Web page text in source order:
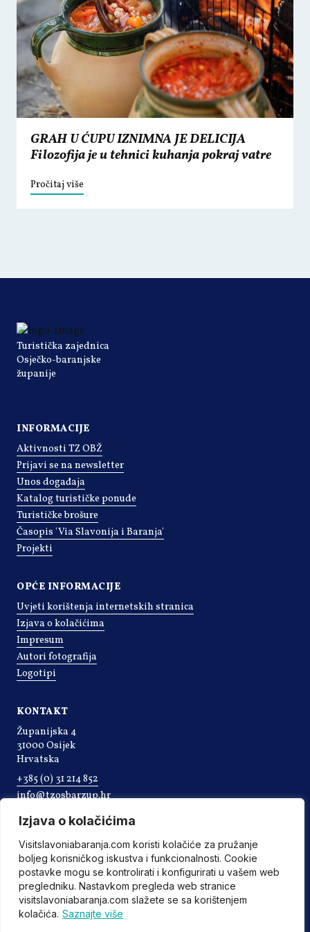
Izjava o kolačićima
Visitslavoniabaranja.com koristi kolačiće za pružanje
boljeg korisničkog iskustva i funkcionalnosti. Cookie
postavke mogu se kontrolirati i konfigurirati u vašem web
pregledniku. Nastavkom pregleda web stranice
visitslavoniabaranja.com slažete se sa korištenjem
kolačića. Saznajte više
GRAH U ĆUPU IZNIMNA JE DELICIJA
Filozofija je u tehnici kuhanja pokraj vatre
Pročitaj više
Turistička zajednica
Osječko-baranjske
županije
INFORMACIJE
Aktivnosti TZ OBŽ
Prijavi se na newsletter
Unos događaja
Katalog turističke ponude
Turističke brošure
Časopis 'Via Slavonija i Baranja'
Projekti
OPĆE INFORMACIJE
Uvjeti korištenja internetskih stranica
Izjava o kolačićima
Impresum
Autori fotografija
Logotipi
KONTAKT
Županijska 4
31000 Osijek
Hrvatska
+385 (0) 31 214 852
info@tzosbarzup.hr